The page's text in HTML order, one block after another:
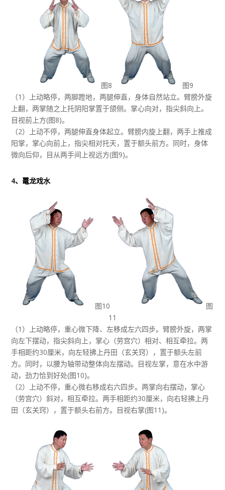
图8
图9
（1）上动略停，两脚蹬地，两腿伸直，身体自然站立。臂膀外旋
上翻，两掌随之上托阴阳掌置于颌侧。掌心向对，指尖斜向上。
目视前上方(图8)。
（2）上动不停，两腿伸直身体起立。臂膀内旋上翻，两手上推成
阳掌，掌心向前上，指尖相对托天，置于额头前方。同时，身体
微向后仰，目从两手间上视远方(图9)。
4、鼍龙戏水
图10
图
11
（1）上动略停，重心微下降、左移成左六四步。臂膀外旋，两掌
向左下摆动，指尖斜向上，掌心（劳宫穴）相对、相互牵拉。两
手相距约30厘米，向左轻拂上丹田（玄关窍），置于额头左前
方。同时，以腰为轴带动整体向左摆动。目视左掌，意在水中游
动，劲力恰到好处(图10)。
（2）上动不停，重心微右移成右六四步。两掌向右摆动，掌心
（劳宫穴）斜对，相互牵拉。两手相距约30厘米，向右轻拂上丹
田（玄关窍），置于额头右前方。目视右掌(图11)。